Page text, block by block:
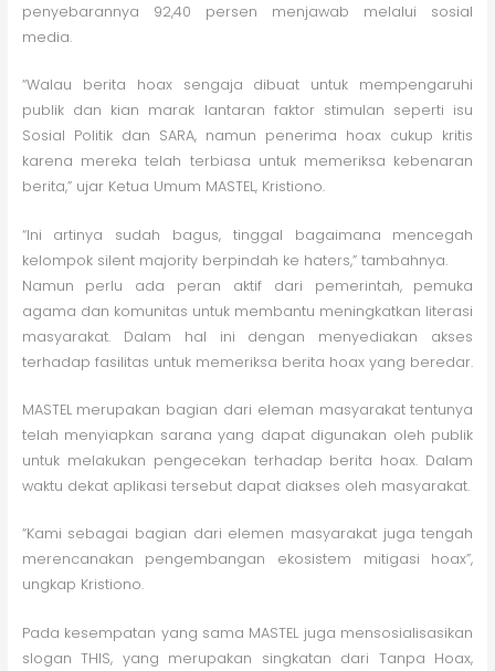
penyebarannya 92,40 persen menjawab melalui sosial
media.
“Walau berita hoax sengaja dibuat untuk mempengaruhi
publik dan kian marak lantaran faktor stimulan seperti isu
Sosial Politik dan SARA, namun penerima hoax cukup kritis
karena mereka telah terbiasa untuk memeriksa kebenaran
berita,” ujar Ketua Umum MASTEL, Kristiono.
“Ini artinya sudah bagus, tinggal bagaimana mencegah
kelompok silent majority berpindah ke haters,” tambahnya.
Namun perlu ada peran aktif dari pemerintah, pemuka
agama dan komunitas untuk membantu meningkatkan literasi
masyarakat. Dalam hal ini dengan menyediakan akses
terhadap fasilitas untuk memeriksa berita hoax yang beredar.
MASTEL merupakan bagian dari eleman masyarakat tentunya
telah menyiapkan sarana yang dapat digunakan oleh publik
untuk melakukan pengecekan terhadap berita hoax. Dalam
waktu dekat aplikasi tersebut dapat diakses oleh masyarakat.
“Kami sebagai bagian dari elemen masyarakat juga tengah
merencanakan pengembangan ekosistem mitigasi hoax”,
ungkap Kristiono.
Pada kesempatan yang sama MASTEL juga mensosialisasikan
slogan THIS, yang merupakan singkatan dari Tanpa Hoax,